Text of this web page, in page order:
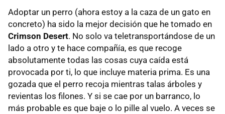
Adoptar un perro (ahora estoy a la caza de un gato en
concreto) ha sido la mejor decisión que he tomado en
Crimson Desert. No solo va teletransportándose de un
lado a otro y te hace compañía, es que recoge
absolutamente todas las cosas cuya caída está
provocada por ti, lo que incluye materia prima. Es una
gozada que el perro recoja mientras talas árboles y
revientas los filones. Y si se cae por un barranco, lo
más probable es que baje o lo pille al vuelo. A veces se